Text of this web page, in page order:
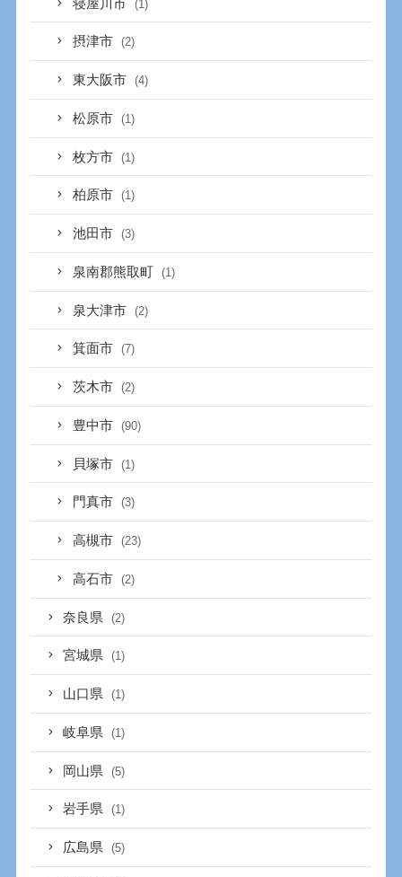
寝屋川市 (1)
摂津市 (2)
東大阪市 (4)
松原市 (1)
枚方市 (1)
柏原市 (1)
池田市 (3)
泉南郡熊取町 (1)
泉大津市 (2)
箕面市 (7)
茨木市 (2)
豊中市 (90)
貝塚市 (1)
門真市 (3)
高槻市 (23)
高石市 (2)
奈良県 (2)
宮城県 (1)
山口県 (1)
岐阜県 (1)
岡山県 (5)
岩手県 (1)
広島県 (5)